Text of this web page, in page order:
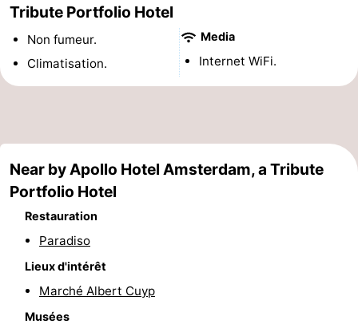
Capitale
Ville
diamant
dans
centre
Parcs
jardins
Environs
Tribute Portfolio Hotel
Non fumeur.
Climatisation.
Media
Internet WiFi.
Near by Apollo Hotel Amsterdam, a Tribute
Portfolio Hotel
Restauration
Paradiso
Lieux d'intérêt
Marché Albert Cuyp
Musées